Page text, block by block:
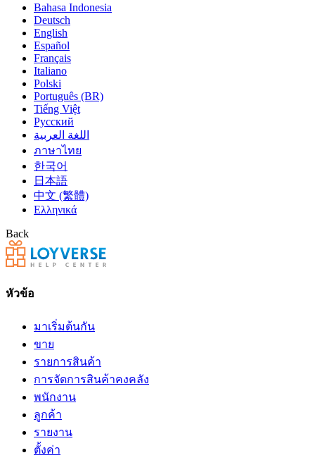
Bahasa Indonesia
Deutsch
English
Español
Français
Italiano
Polski
Português (BR)
Tiếng Việt
Русский
اللغة العربية
ภาษาไทย
한국어
日本語
中文 (繁體)
Ελληνικά
Back
หัวข้อ
มาเริ่มต้นกัน
ขาย
รายการสินค้า
การจัดการสินค้าคงคลัง
พนักงาน
ลูกค้า
รายงาน
ตั้งค่า